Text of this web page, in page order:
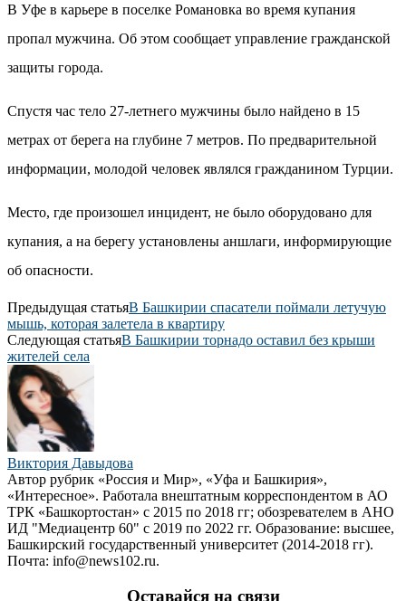
В Уфе в карьере в поселке Романовка во время купания
пропал мужчина. Об этом сообщает управление гражданской
защиты города.
Спустя час тело 27-летнего мужчины было найдено в 15
метрах от берега на глубине 7 метров. По предварительной
информации, молодой человек являлся гражданином Турции.
Место, где произошел инцидент, не было оборудовано для
купания, а на берегу установлены аншлаги, информирующие
об опасности.
Предыдущая статьяВ Башкирии спасатели поймали летучую
мышь, которая залетела в квартиру
Следующая статьяВ Башкирии торнадо оставил без крыши
жителей села
Виктория Давыдова
Автор рубрик «Россия и Мир», «Уфа и Башкирия»,
«Интересное». Работала внештатным корреспондентом в АО
ТРК «Башкортостан» с 2015 по 2018 гг; обозревателем в АНО
ИД "Медиацентр 60" с 2019 по 2022 гг. Образование: высшее,
Башкирский государственный университет (2014-2018 гг).
Почта: info@news102.ru.
Оставайся на связи